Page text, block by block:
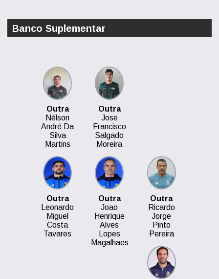
Banco Suplementar
Outra
Nélson
André Da
Silva
Martins
Outra
Jose
Francisco
Salgado
Moreira
Outra
Leonardo
Miguel
Costa
Tavares
Outra
Joao
Henrique
Alves
Lopes
Magalhaes
Outra
Ricardo
Jorge
Pinto
Pereira